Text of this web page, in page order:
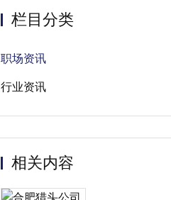
栏目分类
职场资讯
行业资讯
相关内容